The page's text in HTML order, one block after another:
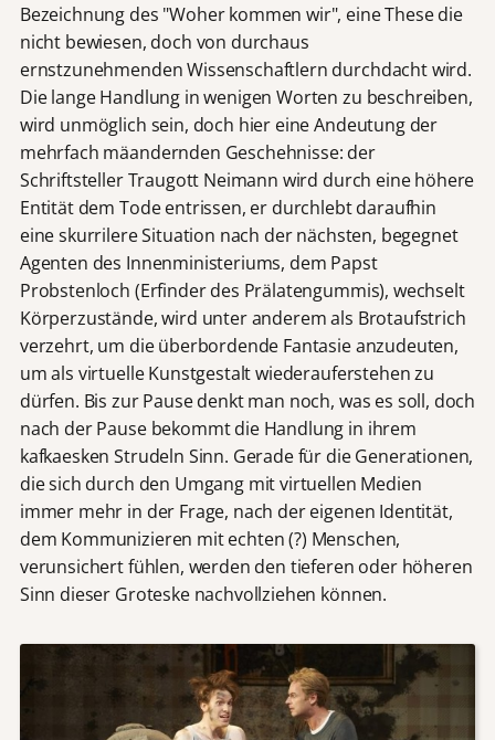
Bezeichnung des "Woher kommen wir", eine These die
nicht bewiesen, doch von durchaus
ernstzunehmenden Wissenschaftlern durchdacht wird.
Die lange Handlung in wenigen Worten zu beschreiben,
wird unmöglich sein, doch hier eine Andeutung der
mehrfach mäandernden Geschehnisse: der
Schriftsteller Traugott Neimann wird durch eine höhere
Entität dem Tode entrissen, er durchlebt daraufhin
eine skurrilere Situation nach der nächsten, begegnet
Agenten des Innenministeriums, dem Papst
Probstenloch (Erfinder des Prälatengummis), wechselt
Körperzustände, wird unter anderem als Brotaufstrich
verzehrt, um die überbordende Fantasie anzudeuten,
um als virtuelle Kunstgestalt wiederauferstehen zu
dürfen. Bis zur Pause denkt man noch, was es soll, doch
nach der Pause bekommt die Handlung in ihrem
kafkaesken Strudeln Sinn. Gerade für die Generationen,
die sich durch den Umgang mit virtuellen Medien
immer mehr in der Frage, nach der eigenen Identität,
dem Kommunizieren mit echten (?) Menschen,
verunsichert fühlen, werden den tieferen oder höheren
Sinn dieser Groteske nachvollziehen können.